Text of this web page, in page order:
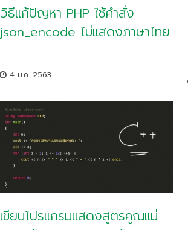
วิธีแก้ปัญหา PHP ใช้คำสั่ง
json_encode ไม่แสดงภาษาไทย
4 ม.ค. 2563
เขียนโปรแกรมแสดงสูตรคูณแม่